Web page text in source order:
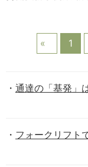
1
通達の「基発」
フォークリフト